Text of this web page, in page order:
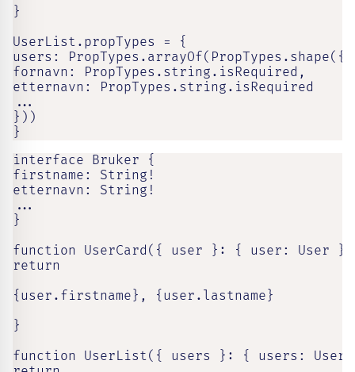
}
UserList.propTypes = {
users: PropTypes.arrayOf(PropTypes.shape({
fornavn: PropTypes.string.isRequired,
etternavn: PropTypes.string.isRequired
...
}))
}
interface Bruker {
firstname: String!
etternavn: String!
...
}
function UserCard({ user }: { user: User
return
{user.firstname}, {user.lastname}
}
function UserList({ users }: { users: